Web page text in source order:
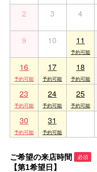
2 3 4
9 10 11
16 17 18
23 24 25
30 31
ご希望の来店時間 必須
【第1希望日】